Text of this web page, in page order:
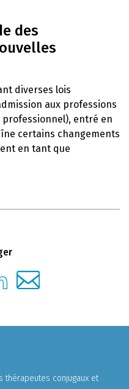
des
diverses lois
aux professions
entré en
certains changements
en tant que
thérapeutes conjugaux et